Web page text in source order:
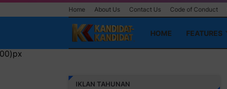
Home About Us Contact Us Code of Conduct
HOME FEATURES
IKLAN TAHUNAN